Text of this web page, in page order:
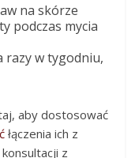
na skórze
podczas mycia
razy w tygodniu,
aby dostosować
łączenia ich z
z